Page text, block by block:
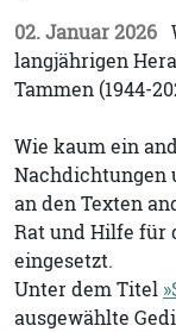
02. Januar 2026
langjährigen
Tammen (1944-
Wie kaum ein
Nachdichtungen
an den Texten
Rat und Hilfe für
eingesetzt.
Unter dem Titel
ausgewählte